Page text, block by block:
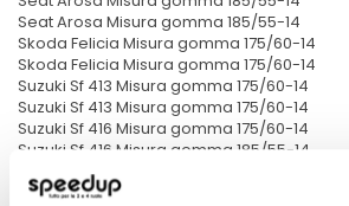
Seat Arosa Misura gomma 185/55-14
Skoda Felicia Misura gomma 175/60-14
Skoda Felicia Misura gomma 175/60-14
Suzuki Sf 413 Misura gomma 175/60-14
Suzuki Sf 413 Misura gomma 175/60-14
Suzuki Sf 416 Misura gomma 175/60-14
Suzuki Sf 416 Misura gomma 185/55-14
Suzuki Sf 416 Misura gomma 175/60-14
Suzuki Sf 416 Misura gomma 185/55-14